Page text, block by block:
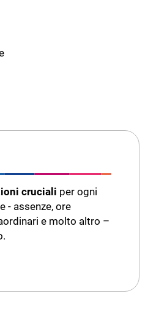
cruciali per ogni
- assenze, ore
e molto altro –